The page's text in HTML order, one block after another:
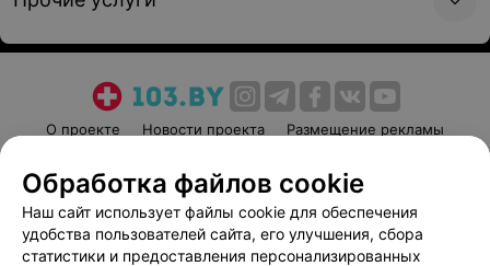
16 лет, 16-17 лет)
370,65 руб.
Записаться
лет, 16-17 лет)
326,57 руб.
Записаться
Однодневный комплексный осмотр детей при
оформлении в дошкольное учреждение, школу, СУЗ,
ВУЗ
О проекте Новости проекта
Размещение рекламы
Пользовательское соглашение
Способы оплаты
Вакансии
Партнеры
Написать руководителю 103.by
Обработка файлов cookie
Наш сайт использует файлы cookie для обеспечения
удобства пользователей сайта, его улучшения, сбора
статистики и предоставления персонализированных